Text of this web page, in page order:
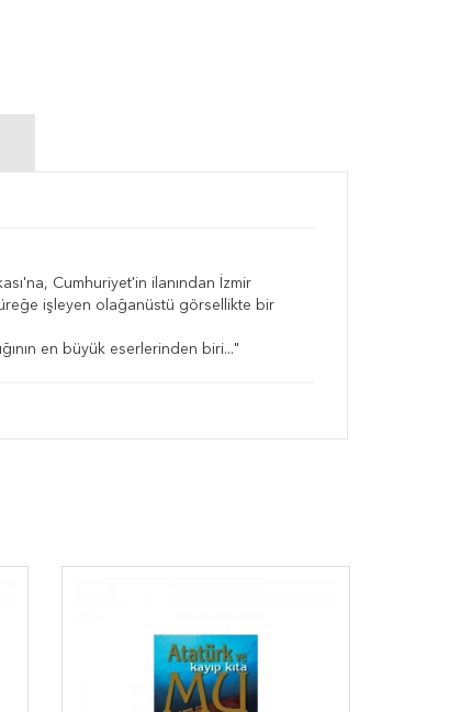
Cumhuriyet'in ilanından İzmir
işleyen olağanüstü görsellikte bir
en büyük eserlerinden biri..."